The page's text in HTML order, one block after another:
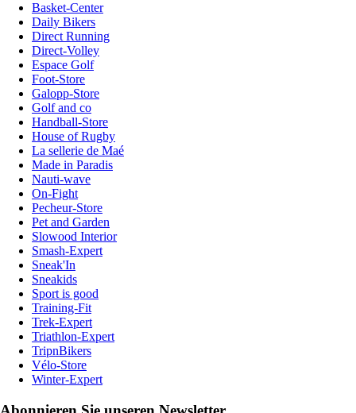
Basket-Center
Daily Bikers
Direct Running
Direct-Volley
Espace Golf
Foot-Store
Galopp-Store
Golf and co
Handball-Store
House of Rugby
La sellerie de Maé
Made in Paradis
Nauti-wave
On-Fight
Pecheur-Store
Pet and Garden
Slowood Interior
Smash-Expert
Sneak'In
Sneakids
Sport is good
Training-Fit
Trek-Expert
Triathlon-Expert
TripnBikers
Vélo-Store
Winter-Expert